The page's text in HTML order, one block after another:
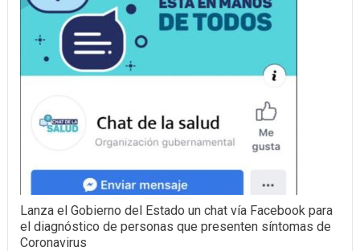
Lanza el Gobierno del Estado un chat vía Facebook para
el diagnóstico de personas que presenten síntomas de
Coronavirus